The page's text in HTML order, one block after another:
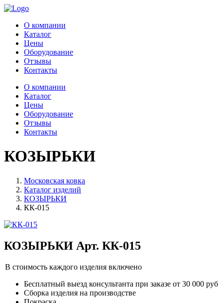
О компании
Каталог
Цены
Оборудование
Отзывы
Контакты
О компании
Каталог
Цены
Оборудование
Отзывы
Контакты
КОЗЫРЬКИ
Московская ковка
Каталог изделий
КОЗЫРЬКИ
КК-015
КОЗЫРЬКИ Арт. КК-015
В стоимость каждого изделия включено
Бесплатный выезд консультанта при заказе от 30 000 руб
Сборка изделия на производстве